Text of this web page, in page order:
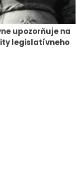
upozorňuje na
legislatívneho